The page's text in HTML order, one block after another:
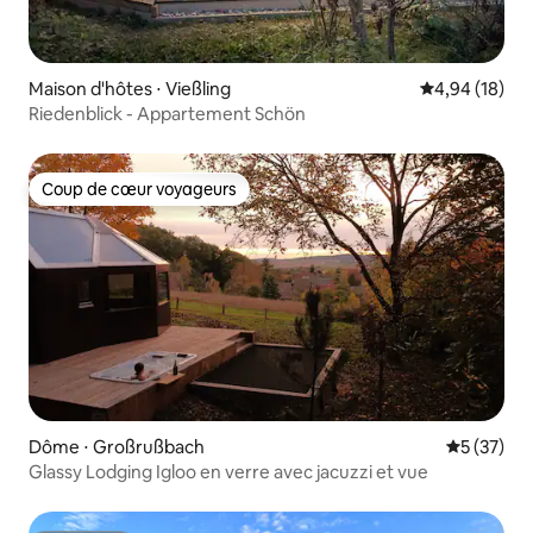
Maison d'hôtes ⋅ Vießling Évaluation
4,94 (18)
Riedenblick - Appartement Schön
Coup de cœur voyageurs
Coup de cœur voyageurs
Dôme ⋅ Großrußbach
5 (37)
Glassy Lodging Igloo en verre avec jacuzzi et vue